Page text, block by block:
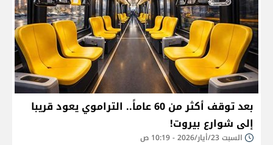
بعد توقف أكثر من 60 عاماً.. التراموي يعود قريبا
إلى شوارع بيروت!
السبت 23/أيار/2026 - 10:19 ص